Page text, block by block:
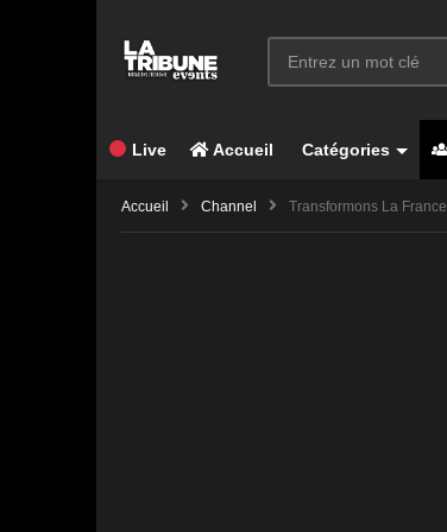
Live Accueil Catégories
Accueil Channel Transformons La France